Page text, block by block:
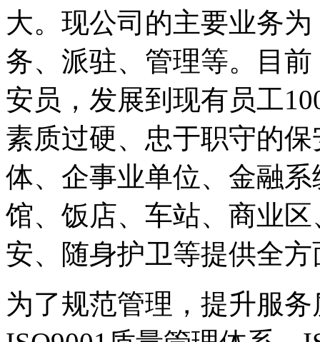
大。现公司的主要业务
务、派驻、管理等。目
安员，发展到现有员工
素质过硬、忠于职守的
体、企事业单位、金融
馆、饭店、车站、商业
安、随身护卫等提供全
为了规范管理，提升服